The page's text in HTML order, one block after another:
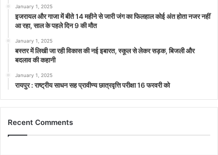
January 1, 2025
इजरायल और गाजा में बीते 14 महीने से जारी जंग का फिलहाल कोई अंत होता नजर नहीं
आ रहा, साल के पहले दिन 9 की मौत
January 1, 2025
बस्तर में लिखी जा रही विकास की नई इबारत, स्कूल से लेकर सड़क, बिजली और
बदलाव की कहानी
January 1, 2025
रायपुर : राष्ट्रीय साधन सह प्रावीण्य छात्रवृत्ति परीक्षा 16 फरवरी को
Recent Comments